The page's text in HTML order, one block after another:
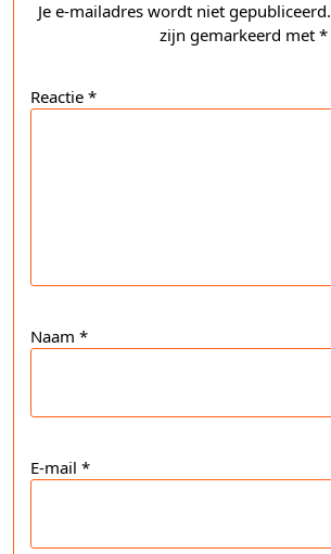
Je e-mailadres wordt niet gepubliceerd.
zijn gemarkeerd met *
Reactie *
Naam *
E-mail *